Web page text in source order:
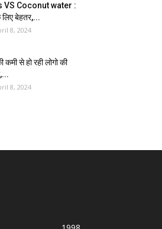
VS Coconut water :
लिए बेहतर,...
8, 2024
से हो रही लोगो की
8, 2024